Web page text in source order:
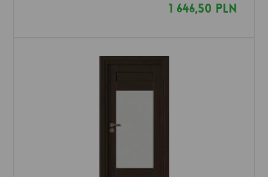
1 646,50 PLN